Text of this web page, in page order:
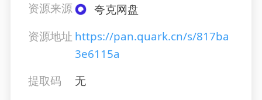
资源来源
夸克网盘
资源地址 https://pan.quark.cn/s/817ba
3e6115a
提取码
无